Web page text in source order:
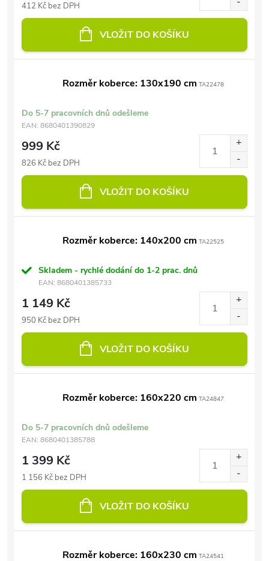
412 Kč bez DPH
VLOŽIT DO KOŠÍKU
Rozměr koberce: 130x190 cm TA22478
Do 5-7 pracovních dnů odešleme
EAN: 8680401390829
999 Kč
826 Kč bez DPH
VLOŽIT DO KOŠÍKU
Rozměr koberce: 140x200 cm TA22525
Skladem - rychlé dodání do 1-2 prac. dnů
EAN: 8680401385733
1 149 Kč
950 Kč bez DPH
VLOŽIT DO KOŠÍKU
Rozměr koberce: 160x220 cm TA24847
Do 5-7 pracovních dnů odešleme
EAN: 8680401385788
1 399 Kč
1 156 Kč bez DPH
VLOŽIT DO KOŠÍKU
Rozměr koberce: 160x230 cm TA24541